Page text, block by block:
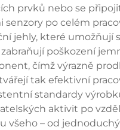
prvků nebo se
po celém
jehly, které umožňují
poškození
čímž výrazně
tak efektivní
standardy
aktivit po
všeho – od